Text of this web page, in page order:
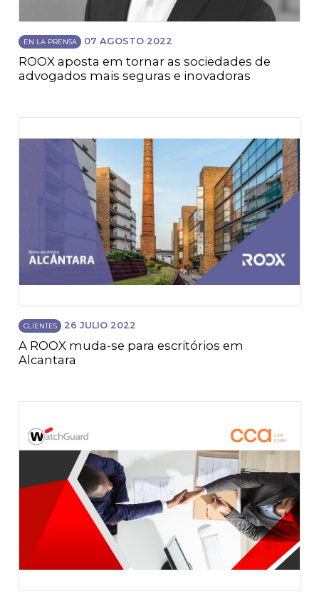
EN LA PRENSA 07 AGOSTO 2022
ROOX aposta em tornar as sociedades de
advogados mais seguras e inovadoras
CLIENTES 26 JULIO 2022
A ROOX muda-se para escritórios em
Alcantara